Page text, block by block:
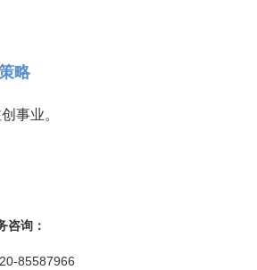
略
事业。
咨询：
85587966